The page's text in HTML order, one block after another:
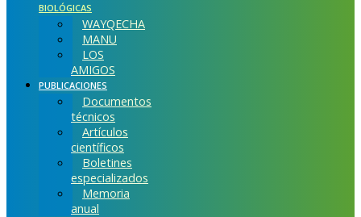
BIOLÓGICAS
WAYQECHA
MANU
LOS
AMIGOS
PUBLICACIONES
Documentos
técnicos
Artículos
científicos
Boletines
especializados
Memoria
anual